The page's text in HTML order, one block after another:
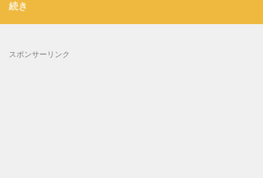
続き
スポンサーリンク